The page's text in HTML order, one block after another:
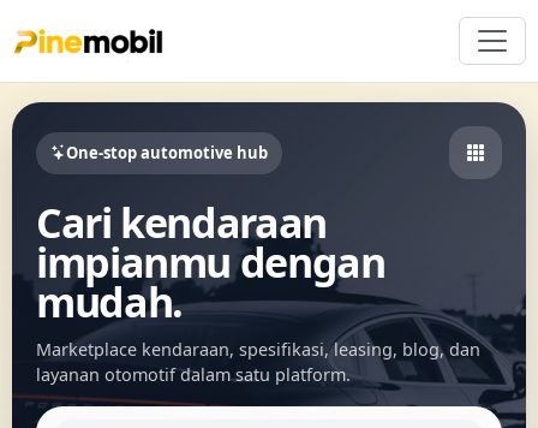
One-stop automotive hub
Cari kendaraan
impianmu dengan
mudah.
Marketplace kendaraan, spesifikasi, leasing, blog, dan
layanan otomotif dalam satu platform.